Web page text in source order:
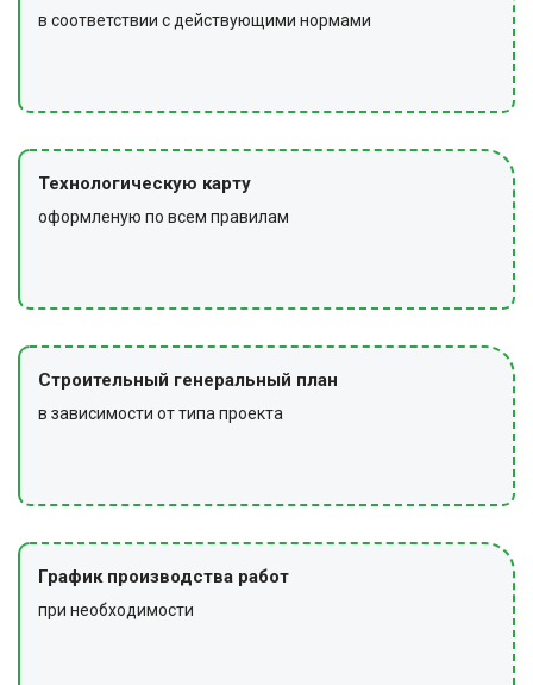
в соответствии с действующими нормами
Технологическую карту
оформленую по всем правилам
Строительный генеральный план
в зависимости от типа проекта
График производства работ
при необходимости